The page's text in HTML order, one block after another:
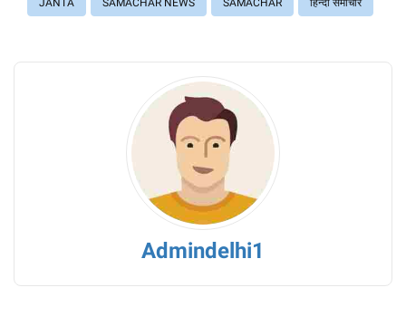
JANTA SAMACHAR NEWS SAMACHAR हिंन्दी समाचार
Admindelhi1